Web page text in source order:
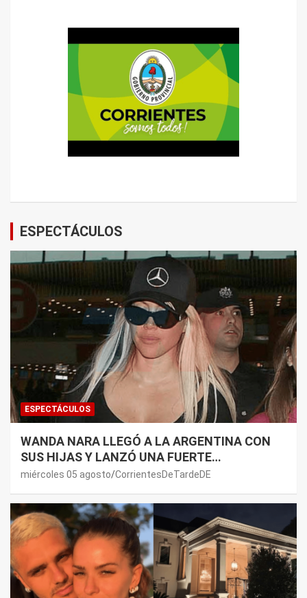
ESPECTÁCULOS
ESPECTÁCULOS
WANDA NARA LLEGÓ A LA ARGENTINA CON
SUS HIJAS Y LANZÓ UNA FUERTE
PREMONICIÓN SOBRE MAURO ICARDI
miércoles 05 agosto CorrientesDeTardeDE